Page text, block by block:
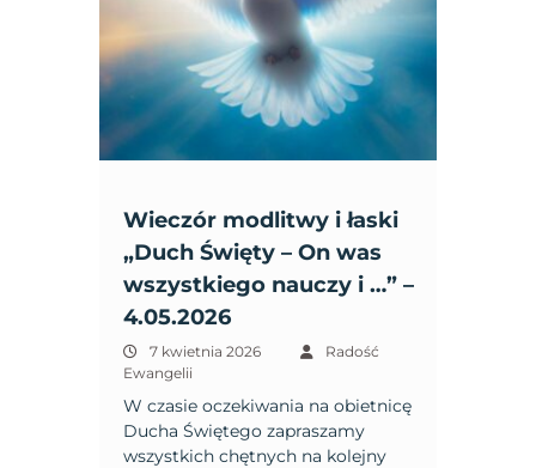
Wieczór modlitwy i łaski
„Duch Święty – On was
wszystkiego nauczy i …” –
4.05.2026
7 kwietnia 2026
Radość
Ewangelii
W czasie oczekiwania na obietnicę
Ducha Świętego zapraszamy
wszystkich chętnych na kolejny